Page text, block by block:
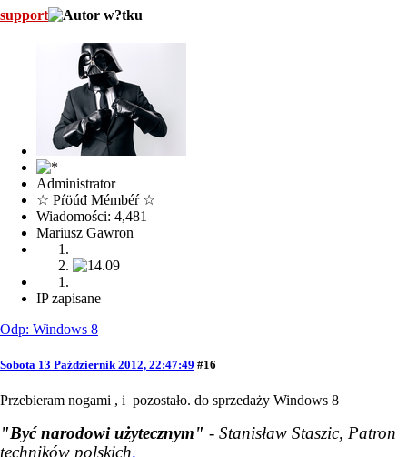
support
Administrator
☆ Pŕöúđ Mémbéŕ ☆
Wiadomości: 4,481
Mariusz Gawron
IP zapisane
Odp: Windows 8
Sobota 13 Październik 2012, 22:47:49 #16
Przebieram nogami , i pozostało. do sprzedaży Windows 8
"Być narodowi użytecznym" - Stanisław Staszic, Patron
techników polskich.